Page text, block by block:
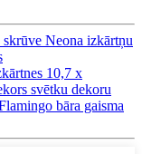
Neona izkārtņu
10,7 x
svētku dekoru
bāra gaisma